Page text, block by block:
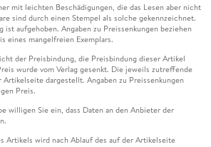
mit leichten Beschädigungen, die das Lesen aber nicht
sind durch einen Stempel als solche gekennzeichnet.
aufgehoben. Angaben zu Preissenkungen beziehen
eines mangelfreien Exemplars.
der Preisbindung, die Preisbindung dieser Artikel
wurde vom Verlag gesenkt. Die jeweils zutreffende
dargestellt. Angaben zu Preissenkungen
Preis.
willigen Sie ein, dass Daten an den Anbieter der
Artikels wird nach Ablauf des auf der Artikelseite